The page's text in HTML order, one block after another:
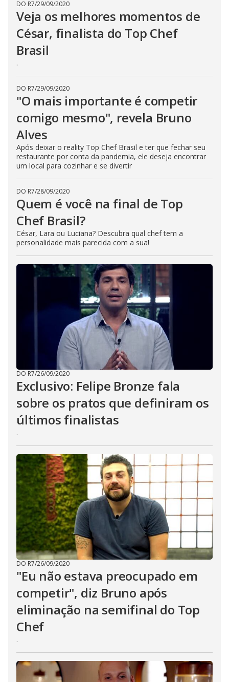
DO R7/29/09/2020
Veja os melhores momentos de
César, finalista do Top Chef
Brasil
.
DO R7/29/09/2020
"O mais importante é competir
comigo mesmo", revela Bruno
Alves
Após deixar o reality Top Chef Brasil e ter que fechar seu
restaurante por conta da pandemia, ele deseja encontrar
um local para cozinhar e se divertir
DO R7/28/09/2020
Quem é você na final de Top
Chef Brasil?
César, Lara ou Luciana? Descubra qual chef tem a
personalidade mais parecida com a sua!
DO R7/26/09/2020
Exclusivo: Felipe Bronze fala
sobre os pratos que definiram os
últimos finalistas
.
DO R7/26/09/2020
"Eu não estava preocupado em
competir", diz Bruno após
eliminação na semifinal do Top
Chef
.